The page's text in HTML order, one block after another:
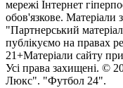
мережі Інтернет
обов'язкове. Матеріали
"Партнерський
публікуємо на правах
21+Матеріали сайту
Усi права захищенi. ©
Люкс". "Футбол 24".